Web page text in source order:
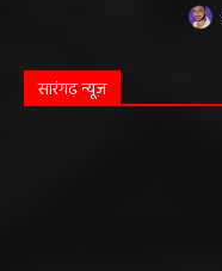
सारंगढ़ न्यूज़